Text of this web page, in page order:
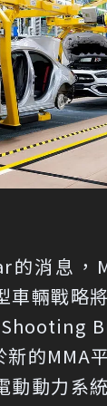
的消息
車輛戰略
新的MMA
動動力系